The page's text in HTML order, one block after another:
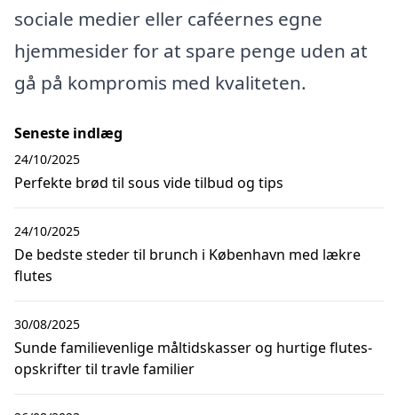
sociale medier eller caféernes egne
hjemmesider for at spare penge uden at
gå på kompromis med kvaliteten.
Seneste indlæg
Perfekte brød til sous vide tilbud og tips
24/10/2025
De bedste steder til brunch i København med lækre
flutes
24/10/2025
Sunde familievenlige måltidskasser og hurtige flutes-
opskrifter til travle familier
30/08/2025